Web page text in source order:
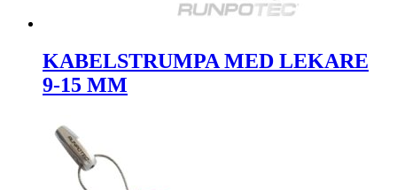
KABELSTRUMPA MED LEKARE
9-15 MM